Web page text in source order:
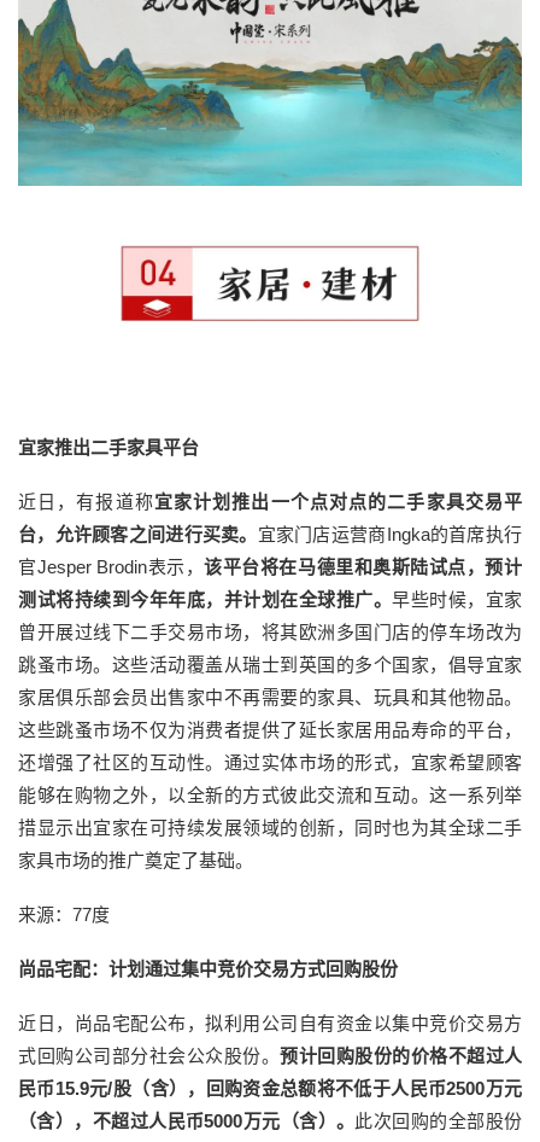
宜家推出二手家具平台
近日，有报道称宜家计划推出一个点对点的二手家具交易平
台，允许顾客之间进行买卖。 宜家门店运营商Ingka的首席执行
官Jesper Brodin表示，该平台将在马德里和奥斯陆试点，预计
测试将持续到今年年底，并计划在全球推广。 早些时候，宜家
曾开展过线下二手交易市场，将其欧洲多国门店的停车场改为
跳蚤市场。这些活动覆盖从瑞士到英国的多个国家，倡导宜家
家居俱乐部会员出售家中不再需要的家具、玩具和其他物品。
这些跳蚤市场不仅为消费者提供了延长家居用品寿命的平台，
还增强了社区的互动性。通过实体市场的形式，宜家希望顾客
能够在购物之外，以全新的方式彼此交流和互动。这一系列举
措显示出宜家在可持续发展领域的创新，同时也为其全球二手
家具市场的推广奠定了基础。
来源：77度
尚品宅配：计划通过集中竞价交易方式回购股份
近日，尚品宅配公布，拟利用公司自有资金以集中竞价交易方
式回购公司部分社会公众股份。 预计回购股份的价格不超过人
民币15.9元/股（含），回购资金总额将不低于人民币2500万元
（含），不超过人民币5000万元（含）。 此次回购的全部股份